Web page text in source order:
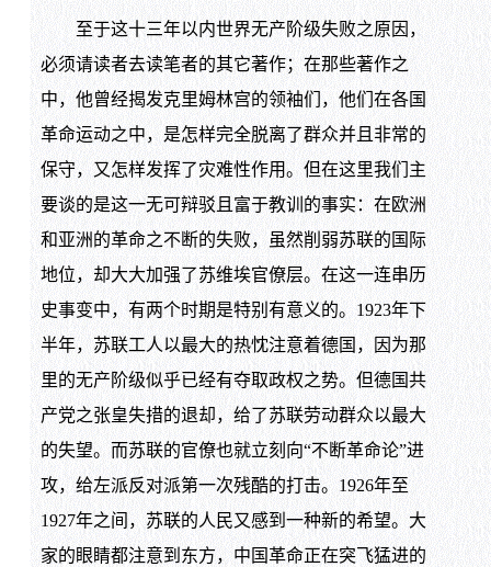
至于这十三年以内世界无产阶级失败之原因，
必须请读者去读笔者的其它著作；在那些著作之
中，他曾经揭发克里姆林宫的领袖们，他们在各国
革命运动之中，是怎样完全脱离了群众并且非常的
保守，又怎样发挥了灾难性作用。但在这里我们主
要谈的是这一无可辩驳且富于教训的事实：在欧洲
和亚洲的革命之不断的失败，虽然削弱苏联的国际
地位，却大大加强了苏维埃官僚层。在这一连串历
史事变中，有两个时期是特别有意义的。1923年下
半年，苏联工人以最大的热忱注意着德国，因为那
里的无产阶级似乎已经有夺取政权之势。但德国共
产党之张皇失措的退却，给了苏联劳动群众以最大
的失望。而苏联的官僚也就立刻向“不断革命论”进
攻，给左派反对派第一次残酷的打击。1926年至
1927年之间，苏联的人民又感到一种新的希望。大
家的眼睛都注意到东方，中国革命正在突飞猛进的